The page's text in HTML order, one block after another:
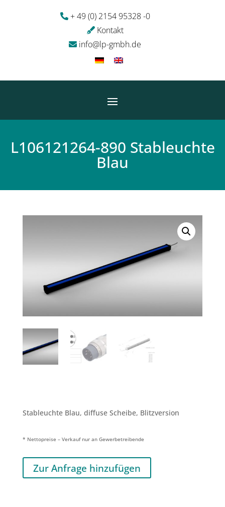
+ 49 (0) 2154 95328 -0
Kontakt
info@lp-gmbh.de
L106121264-890 Stableuchte
Blau
Stableuchte Blau, diffuse Scheibe, Blitzversion
* Nettopreise – Verkauf nur an Gewerbetreibende
Zur Anfrage hinzufügen